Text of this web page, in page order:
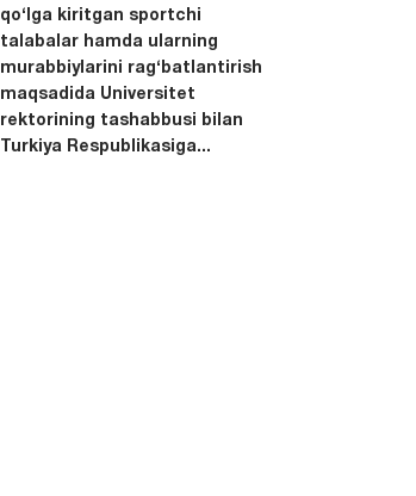
qo‘lga kiritgan sportchi
talabalar hamda ularning
murabbiylarini rag‘batlantirish
maqsadida Universitet
rektorining tashabbusi bilan
Turkiya Respublikasiga...